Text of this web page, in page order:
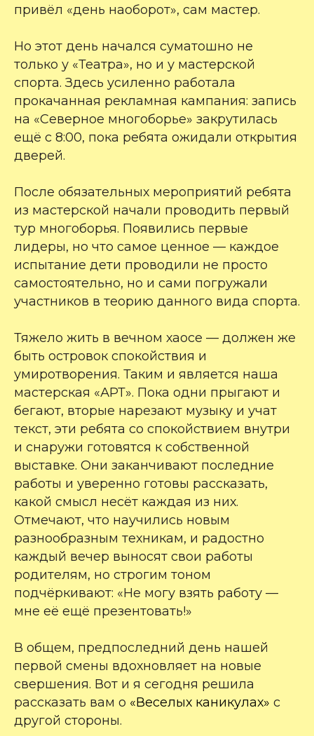
привёл «день наоборот», сам мастер.
Но этот день начался суматошно не
только у «Театра», но и у мастерской
спорта. Здесь усиленно работала
прокачанная рекламная кампания: запись
на «Северное многоборье» закрутилась
ещё с 8:00, пока ребята ожидали открытия
дверей.
После обязательных мероприятий ребята
из мастерской начали проводить первый
тур многоборья. Появились первые
лидеры, но что самое ценное — каждое
испытание дети проводили не просто
самостоятельно, но и сами погружали
участников в теорию данного вида спорта.
Тяжело жить в вечном хаосе — должен же
быть островок спокойствия и
умиротворения. Таким и является наша
мастерская «АРТ». Пока одни прыгают и
бегают, вторые нарезают музыку и учат
текст, эти ребята со спокойствием внутри
и снаружи готовятся к собственной
выставке. Они заканчивают последние
работы и уверенно готовы рассказать,
какой смысл несёт каждая из них.
Отмечают, что научились новым
разнообразным техникам, и радостно
каждый вечер выносят свои работы
родителям, но строгим тоном
подчёркивают: «Не могу взять работу —
мне её ещё презентовать!»
В общем, предпоследний день нашей
первой смены вдохновляет на новые
свершения. Вот и я сегодня решила
рассказать вам о «Веселых каникулах» с
другой стороны.